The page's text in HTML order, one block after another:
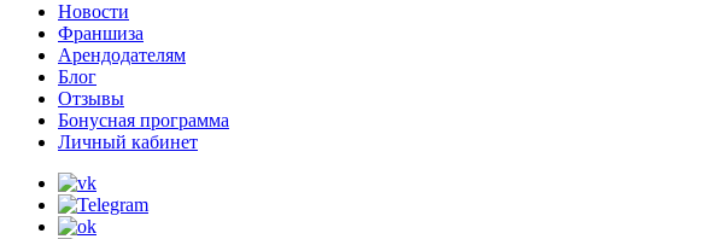
Новости
Франшиза
Арендодателям
Блог
Отзывы
Бонусная программа
Личный кабинет